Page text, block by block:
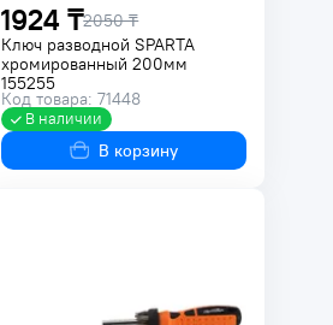
1924 ₸2050 ₸
Ключ разводной SPARTA
хромированный 200мм
155255
Код товара: 71448
В наличии
В корзину